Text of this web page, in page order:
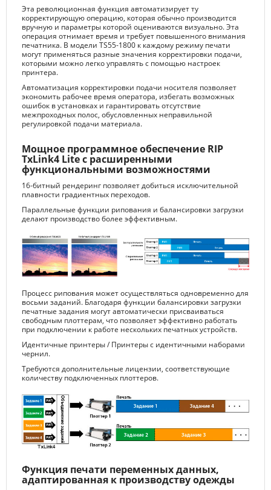
Эта революционная функция автоматизирует ту
корректирующую операцию, которая обычно производится
вручную и параметры которой оцениваются визуально. Эта
операция отнимает время и требует повышенного внимания
печатника. В модели TS55-1800 к каждому режиму печати
могут применяться разные значения корректировки подачи,
которыми можно легко управлять с помощью настроек
принтера.
Автоматизация корректировки подачи носителя позволяет
экономить рабочее время оператора, избегать возможных
ошибок в установках и гарантировать отсутствие
межпроходных полос, обусловленных неправильной
регулировкой подачи материала.
Мощное программное обеспечение RIP
TxLink4 Lite с расширенными
функциональными возможностями
16-битный рендеринг позволяет добиться исключительной
плавности градиентных переходов.
Параллельные функции рипования и балансировки загрузки
делают производство более эффективным.
Процесс рипования может осуществляться одновременно для
восьми заданий. Благодаря функции балансировки загрузки
печатные задания могут автоматически присваиваться
свободным плоттерам, что позволяет эффективно работать
при подключении к работе нескольких печатных устройств.
Идентичные принтеры / Принтеры с идентичными наборами
чернил.
Требуются дополнительные лицензии, соответствующие
количеству подключенных плоттеров.
Функция печати переменных данных,
адаптированная к производству одежды